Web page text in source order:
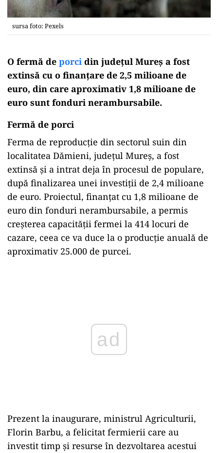
sursa foto: Pexels
O fermă de porci din judeţul Mureş a fost
extinsă cu o finanţare de 2,5 milioane de
euro, din care aproximativ 1,8 milioane de
euro sunt fonduri nerambursabile.
Fermă de porci
Ferma de reproducție din sectorul suin din
localitatea Dămieni, județul Mureș, a fost
extinsă și a intrat deja în procesul de populare,
după finalizarea unei investiții de 2,4 milioane
de euro. Proiectul, finanțat cu 1,8 milioane de
euro din fonduri nerambursabile, a permis
creșterea capacității fermei la 414 locuri de
cazare, ceea ce va duce la o producție anuală de
aproximativ 25.000 de purcei.
Prezent la inaugurare, ministrul Agriculturii,
Florin Barbu, a felicitat fermierii care au
investit timp și resurse în dezvoltarea acestui